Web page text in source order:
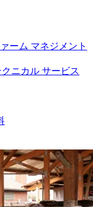
ァーム マネジメント
クニカル サービス